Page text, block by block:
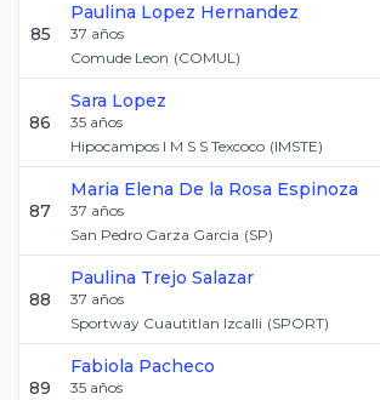
85
Paulina Lopez Hernandez
37 años
Comude Leon (COMUL)
86
Sara Lopez
35 años
Hipocampos I M S S Texcoco (IMSTE)
87
Maria Elena De la Rosa Espinoza
37 años
San Pedro Garza Garcia (SP)
88
Paulina Trejo Salazar
37 años
Sportway Cuautitlan Izcalli (SPORT)
89
Fabiola Pacheco
35 años